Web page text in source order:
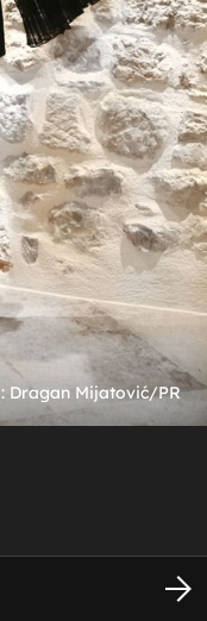
Dragan Mijatović/PR